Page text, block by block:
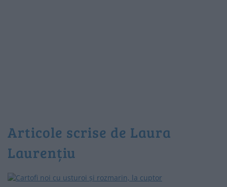
Articole scrise de Laura
Laurențiu